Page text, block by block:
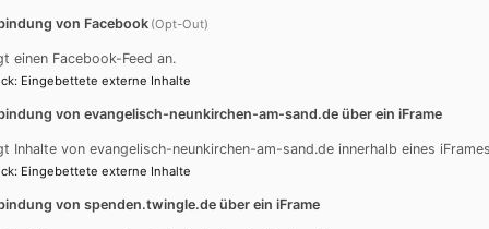
(at) elkb.de
Religionspädagogischen Medienstelle
und suchen neue Materialien?
und suchen neue Ideen?
KiTas einen Themenkreis zum Kirchenjahr und wollen ein
von Facebook (Opt-Out)
einen Facebook-Feed an.
: Eingebettete externe Inhalte
von evangelisch-neunkirchen-am-sand.de über ein iFrame
Inhalte von evangelisch-neunkirchen-am-sand.de innerhalb eines
: Eingebettete externe Inhalte
von spenden.twingle.de über ein iFrame